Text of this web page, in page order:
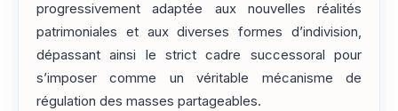
progressivement adaptée aux nouvelles réalités
patrimoniales et aux diverses formes d’indivision,
dépassant ainsi le strict cadre successoral pour
s’imposer comme un véritable mécanisme de
régulation des masses partageables.